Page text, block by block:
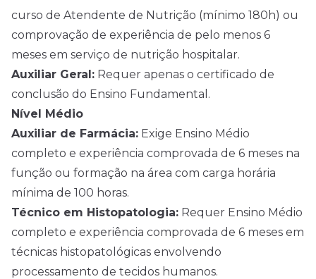
curso de Atendente de Nutrição (mínimo 180h) ou
comprovação de experiência de pelo menos 6
meses em serviço de nutrição hospitalar.
Auxiliar Geral: Requer apenas o certificado de
conclusão do Ensino Fundamental.
Nível Médio
Auxiliar de Farmácia: Exige Ensino Médio
completo e experiência comprovada de 6 meses na
função ou formação na área com carga horária
mínima de 100 horas.
Técnico em Histopatologia: Requer Ensino Médio
completo e experiência comprovada de 6 meses em
técnicas histopatológicas envolvendo
processamento de tecidos humanos.